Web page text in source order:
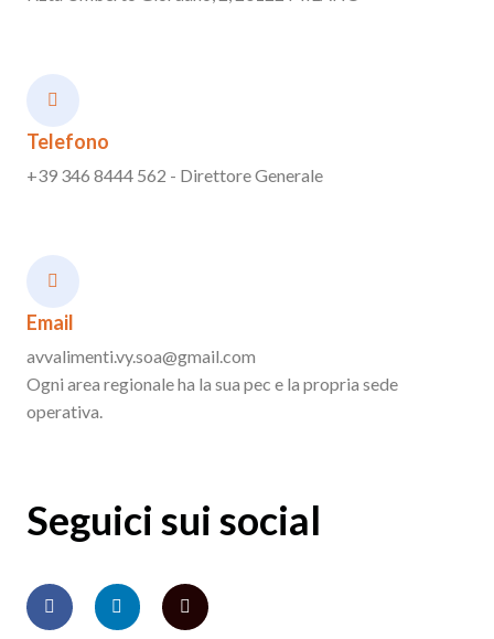
Telefono
+39 346 8444 562 - Direttore Generale
Email
avvalimenti.vy.soa@gmail.com
Ogni area regionale ha la sua pec e la propria sede
operativa.
Seguici sui social